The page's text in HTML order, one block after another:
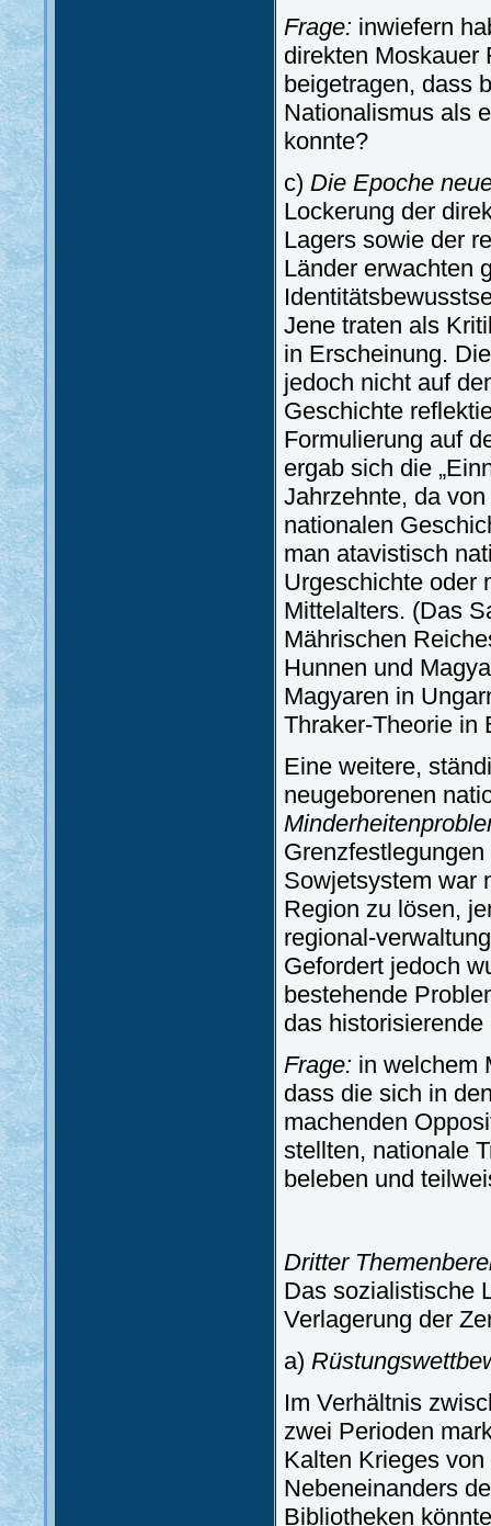
Frage: inwiefern
direkten Moskauer
beigetragen, dass
Nationalismus als
konnte?
c) Die Epoche
Lockerung der
Lagers sowie der
Länder erwachten
Jene traten als
in Erscheinung.
jedoch nicht auf
Geschichte
Formulierung auf
ergab sich die
Jahrzehnte, da
nationalen
man atavistisch
Urgeschichte oder
Mittelalters. (Das
Mährischen
Hunnen und
Magyaren in
Thraker-Theorie in
Eine weitere,
neugeborenen
Sowjetsystem war
Region zu lösen,
regional-
Gefordert jedoch
bestehende
das
Frage: in welchem
dass die sich in
machenden
stellten, nationale
beleben und
Dritter
Das sozialistische
Verlagerung der
a)
Im Verhältnis
zwei Perioden
Kalten Krieges
Nebeneinanders
Bibliotheken